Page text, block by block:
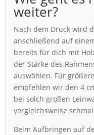
weiter?
Nach dem Druck wird
anschließend auf
bereits für dich mit
der Stärke des
auswählen. Für
empfehlen wir den 4
bei solch großen
vergleichsweise
Beim Aufbringen auf